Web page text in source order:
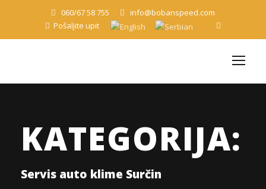
060/67 58 755
info@bobanspeed.com
Pošaljite upit
KATEGORIJA:
Servis auto klime Surčin